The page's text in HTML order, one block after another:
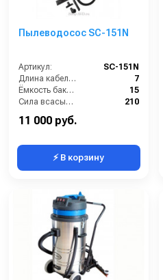
Пылеводосос SC-151N
Артикул:
SC-151N
Длина кабеля (м):
7
Ёмкость бака (л):
15
Сила всасывания (мбар):
210
Напряжение (В):
11 000 руб.
⚡ В корзину